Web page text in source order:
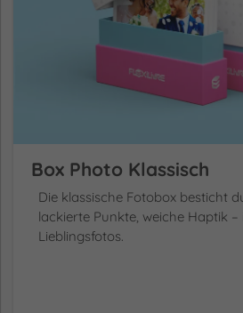
Box Photo Klassisch
Die klassische Fotobox besticht
lackierte Punkte, weiche Haptik
Lieblingsfotos.